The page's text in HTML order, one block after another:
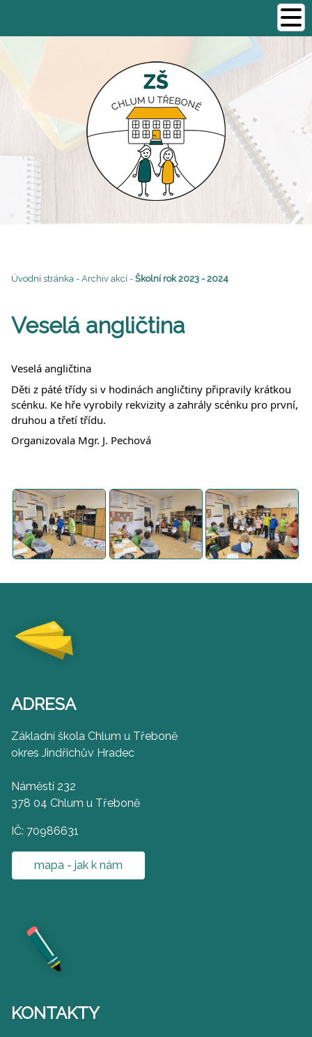
Úvodní stránka - Archiv akcí - Školní rok 2023 - 2024
Veselá angličtina
Veselá angličtina
Děti z páté třídy si v hodinách angličtiny připravily krátkou
scénku. Ke hře vyrobily rekvizity a zahrály scénku pro první,
druhou a třetí třídu.
Organizovala Mgr. J. Pechová
ADRESA
Základní škola Chlum u Třeboně
okres Jindřichův Hradec
Náměstí 232
378 04 Chlum u Třeboně
IČ: 70986631
mapa - jak k nám
KONTAKTY